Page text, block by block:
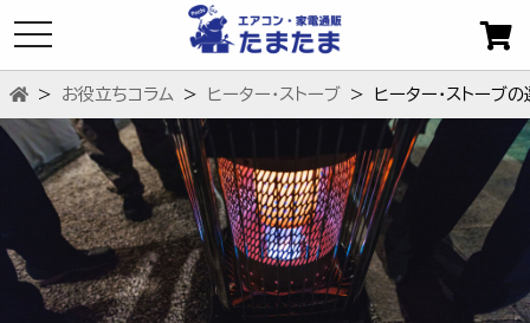
お役立ちコラム ヒーター・ストーブ ヒーター・ストーブ
toggle
navigation